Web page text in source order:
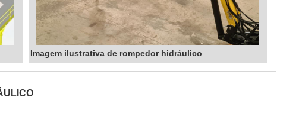
Imagem ilustrativa de rompedor hidráulico